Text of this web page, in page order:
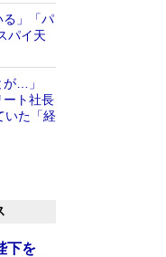
る」「パ
パイ天
が…」
ート社長
いた「経
下を